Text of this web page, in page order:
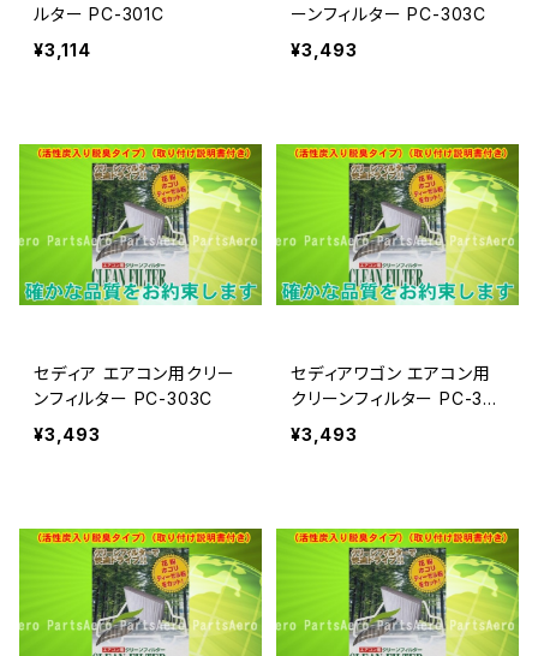
ルター PC-301C
¥3,114
ーンフィルター PC-303C
¥3,493
セディア エアコン用クリー
ンフィルター PC-303C
¥3,493
セディアワゴン エアコン用
クリーンフィルター PC-30
3C
¥3,493